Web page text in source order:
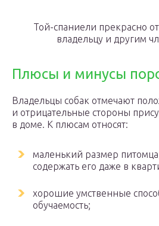
Той-спаниели прекрасно
владельцу и другим
Плюсы и минусы
Владельцы собак отмечают
и отрицательные стороны
в доме. К плюсам относят:
маленький размер
содержать его даже в
хорошие умственные
обучаемость;